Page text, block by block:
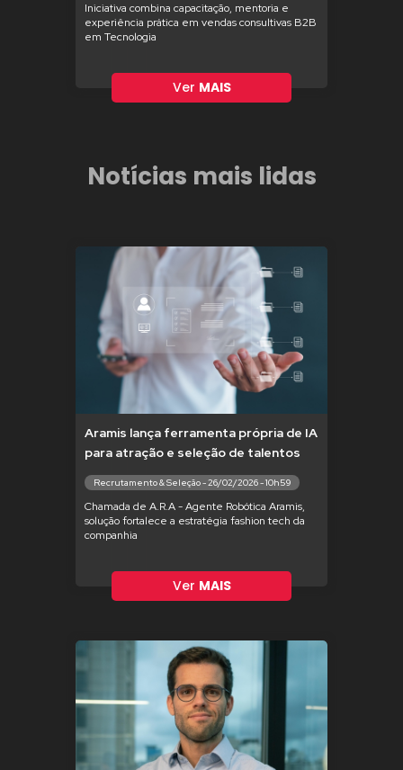
Iniciativa combina capacitação, mentoria e
experiência prática em vendas consultivas B2B
em Tecnologia
Ver MAIS
Notícias mais lidas
Aramis lança ferramenta própria de IA
para atração e seleção de talentos
Recrutamento & Seleção - 26/02/2026 - 10h59
Chamada de A.R.A - Agente Robótica Aramis,
solução fortalece a estratégia fashion tech da
companhia
Ver MAIS